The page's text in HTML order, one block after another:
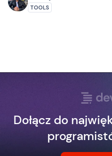
TOOLS
Dołącz do